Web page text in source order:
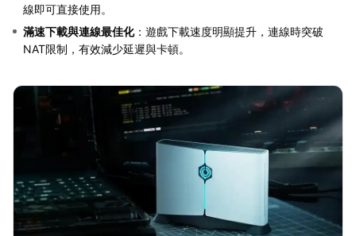
線即可直接使用。
滿速下載與連線最佳化：遊戲下載速度明顯提升，連線時突破
NAT限制，有效減少延遲與卡頓。